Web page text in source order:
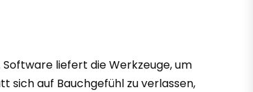
liefert die Werkzeuge, um
sich auf Bauchgefühl zu verlassen,